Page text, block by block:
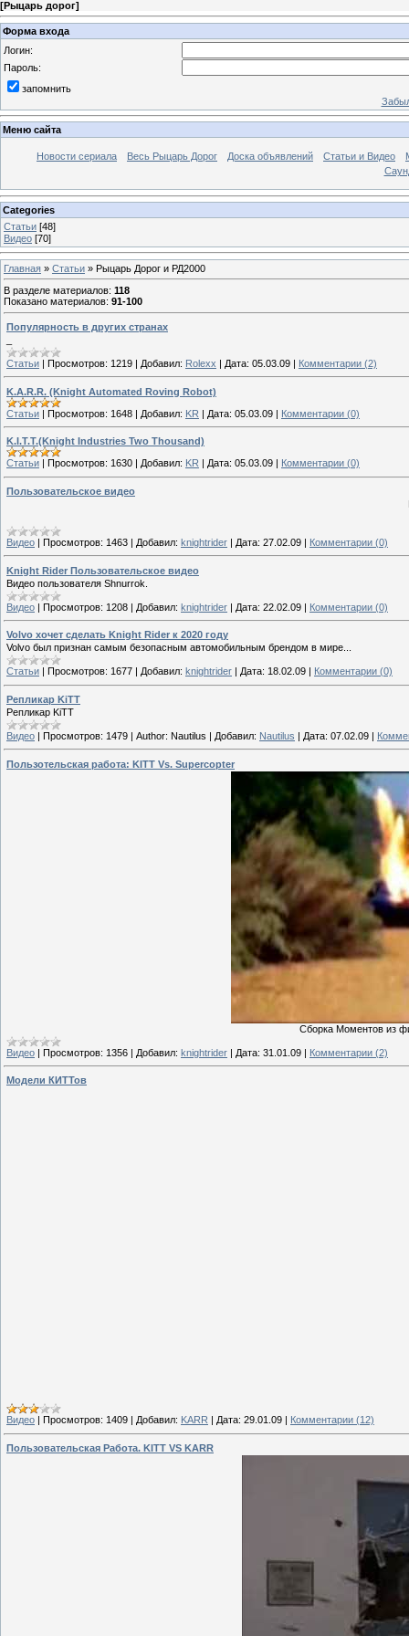
[Рыцарь дорог]
Форма входа
Логин:
Пароль:
запомнить
Меню сайта
Новости сериала Весь Рыцарь Дорог Доска объявлений Статьи и Видео
Categories
Статьи [48]
Видео [70]
Главная » Статьи » Рыцарь Дорог и РД2000
В разделе материалов: 118
Показано материалов: 91-100
Популярность в других странах
Статьи | Просмотров: 1219 | Добавил: Rolexx | Дата: 05.03.09 | Комментарии (2)
K.A.R.R. (Knight Automated Roving Robot)
Статьи | Просмотров: 1648 | Добавил: KR | Дата: 05.03.09 | Комментарии (0)
K.I.T.T.(Knight Industries Two Thousand)
Статьи
Просмотров: 1630 Добавил: KR Дата: 05.03.09 Комментарии (0)
Пользовательское видео
Видео | Просмотров: 1463 | Добавил: knightrider | Дата: 27.02.09 | Комментарии (0)
Knight Rider Пользовательское видео
Видео пользователя Shnurrok.
Видео | Просмотров: 1208 | Добавил: knightrider | Дата: 22.02.09 | Комментарии (0)
Volvo хочет сделать Knight Rider к 2020 году
Volvo был признан самым безопасным автомобильным брендом в мире...
Статьи Просмотров: 1677 Добавил: knightrider Дата: 18.02.09 Комментарии (0)
Репликар KiTT
Репликар KiTT
Видео | Просмотров: 1479 | Author: Nautilus | Добавил: Nautilus | Дата: 07.02.09 |
Пользотельская работа: KITT Vs. Supercopter
Сборка Моментов из
Видео | Просмотров: 1356 | Добавил: knightrider | Дата: 31.01.09 | Комментарии (2)
Модели КИТТов
Видео | Просмотров: 1409 | Добавил: KARR | Дата: 29.01.09 | Комментарии (12)
Пользовательская Работа. KITT VS KARR